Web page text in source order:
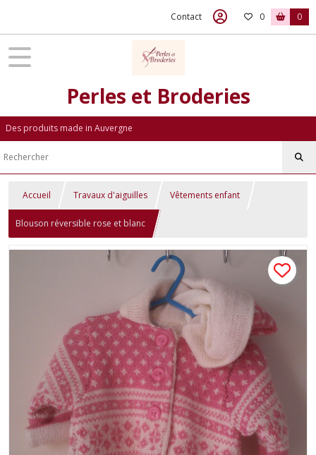
Contact 0 0
Perles et Broderies
Des produits made in Auvergne
Accueil Travaux d'aiguilles Vêtements enfant
Blouson réversible rose et blanc